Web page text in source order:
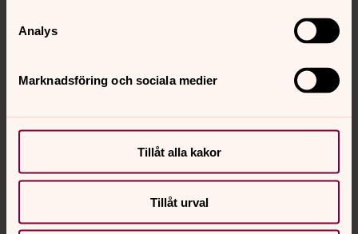
Analys
Marknadsföring och sociala medier
Tillåt alla kakor
Tillåt urval
Hitta snabbt